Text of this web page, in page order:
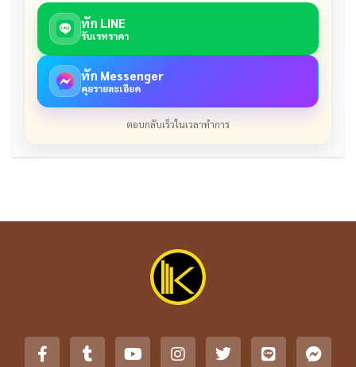
ทัก LINE
รับเรทราคา
ทัก Messenger
คุยรายละเอียด
ตอบกลับเร็วในเวลาทำการ